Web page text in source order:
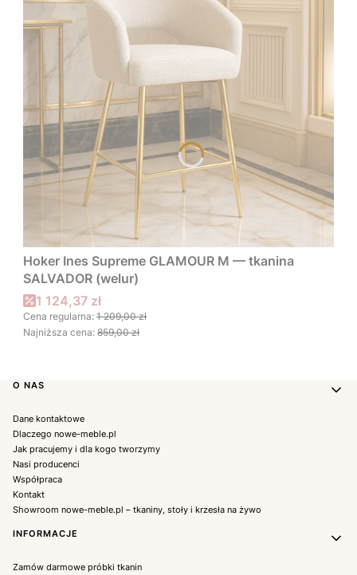
Hoker Ines Supreme GLAMOUR M — tkanina
SALVADOR (welur)
Cena promocyjna
1 124,37 zł
Cena regularna: 1 209,00 zł
Najniższa cena: 859,00 zł
Linki w stopce
O NAS
Dane kontaktowe
Dlaczego nowe-meble.pl
Jak pracujemy i dla kogo tworzymy
Nasi producenci
Współpraca
Kontakt
Showroom nowe-meble.pl – tkaniny, stoły i krzesła na żywo
INFORMACJE
Zamów darmowe próbki tkanin